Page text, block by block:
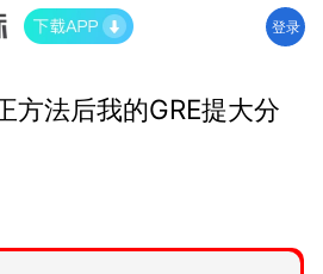
登录
方法后我的GRE提大分